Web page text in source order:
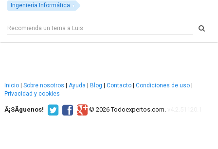
Ingeniería Informática
Inicio Sobre nosotros Ayuda Blog Contacto Condiciones de uso
Privacidad y cookies
Â¡SÃ­guenos! © 2026 Todoexpertos.com.